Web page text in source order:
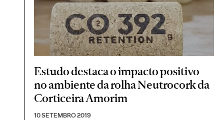
Estudo destaca o impacto positivo
no ambiente da rolha Neutrocork da
Corticeira Amorim
10 SETEMBRO 2019